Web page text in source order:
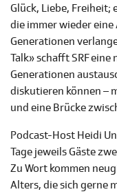
Glück, Liebe, Freiheit;
die immer wieder
Generationen
Talk» schafft SRF
Generationen
diskutieren können –
und eine Brücke
Podcast-Host Heidi
Tage jeweils Gäste
Zu Wort kommen
Alters, die sich gerne